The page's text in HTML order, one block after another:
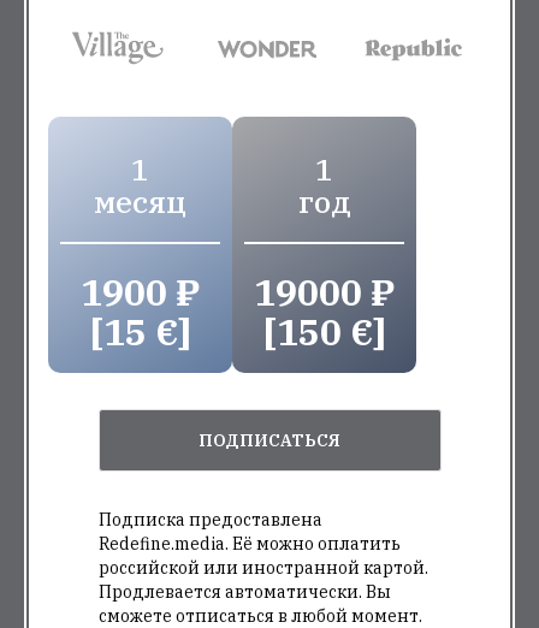
1
месяц
1900 ₽
[15 €]
1
год
19000 ₽
[150 €]
ПОДПИСАТЬСЯ
Подписка предоставлена
Redefine.media. Её можно оплатить
российской или иностранной картой.
Продлевается автоматически. Вы
сможете отписаться в любой момент.